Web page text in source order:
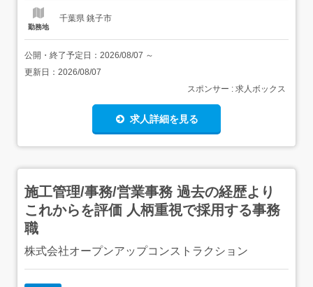
勤務地
千葉県 銚子市
公開・終了予定日： 2026/08/07 ～
更新日： 2026/08/07
スポンサー : 求人ボックス
求人詳細を見る
施工管理/事務/営業事務 過去の経歴より
これからを評価 人柄重視で採用する事務
職
株式会社オープンアップコンストラクション